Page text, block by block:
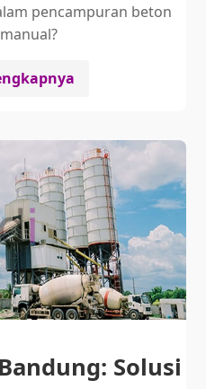
pencampuran beton
Solusi